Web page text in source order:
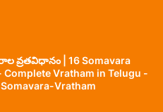
వ్రతవిధానం | 16 Somavara
Complete Vratham in Telugu -
Vratham